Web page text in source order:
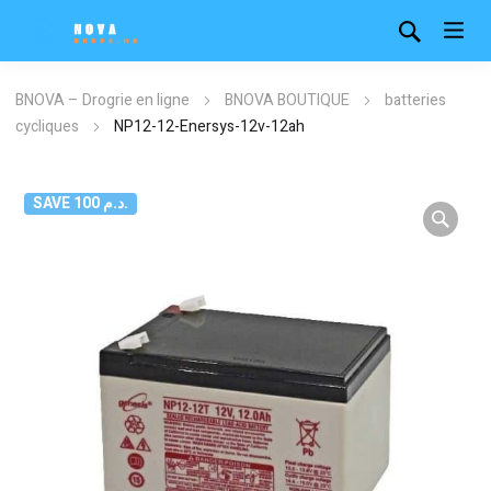
BNOVA – Drogrie en ligne BNOVA BOUTIQUE
batteries
cycliques
NP12-12-Enersys-12v-12ah
SAVE 100 د.م.